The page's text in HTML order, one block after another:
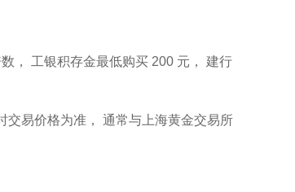
， 工银积存金最低购买 200 元， 建行
交易价格为准， 通常与上海黄金交易所